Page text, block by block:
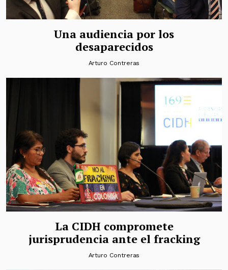
Una audiencia por los
desaparecidos
Arturo Contreras
La CIDH compromete
jurisprudencia ante el fracking
Arturo Contreras